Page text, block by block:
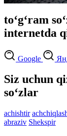
to‘g‘ram
internetda
Google
Siz uchun
so‘zlar
achishtir
abraziv Shekspir